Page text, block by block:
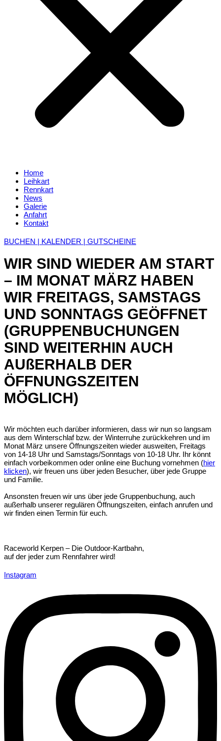
Home
Leihkart
Rennkart
News
Galerie
Anfahrt
Kontakt
BUCHEN | KALENDER | GUTSCHEINE
WIR SIND WIEDER AM START
– IM MONAT MÄRZ HABEN
WIR FREITAGS, SAMSTAGS
UND SONNTAGS GEÖFFNET
(GRUPPENBUCHUNGEN
SIND WEITERHIN AUCH
AUßERHALB DER
ÖFFNUNGSZEITEN
MÖGLICH)
Wir möchten euch darüber informieren, dass wir nun so langsam
aus dem Winterschlaf bzw. der Winterruhe zurückkehren und im
Monat März unsere Öffnungszeiten wieder ausweiten, Freitags
von 14-18 Uhr und Samstags/Sonntags von 10-18 Uhr. Ihr könnt
einfach vorbeikommen oder online eine Buchung vornehmen (hier
klicken), wir freuen uns über jeden Besucher, über jede Gruppe
und Familie.
Ansonsten freuen wir uns über jede Gruppenbuchung, auch
außerhalb unserer regulären Öffnungszeiten, einfach anrufen und
wir finden einen Termin für euch.
Raceworld Kerpen – Die Outdoor-Kartbahn,
auf der jeder zum Rennfahrer wird!
Instagram